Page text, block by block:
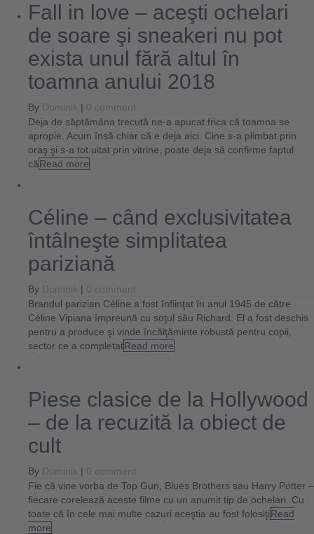
Fall in love – aceşti ochelari
de soare şi sneakeri nu pot
exista unul fără altul în
toamna anului 2018
By Dominik | 0 comment
Deja de săptămâna trecută ne-a apucat frica că toamna se
apropie. Acum însă chiar că e deja aici. Cine s-a plimbat prin
oraş şi s-a tot uitat prin vitrine, poate deja să confirme faptul
căRead more
Céline – când exclusivitatea
întâlneşte simplitatea
pariziană
By Dominik | 0 comment
Brandul parizian Céline a fost înfiinţat în anul 1945 de către
Céline Vipiana împreună cu soţul său Richard. El a fost deschis
pentru a produce şi vinde încălţăminte robustă pentru copii,
sector ce a completatRead more
Piese clasice de la Hollywood
– de la recuzită la obiect de
cult
By Dominik | 0 comment
Fie că vine vorba de Top Gun, Blues Brothers sau Harry Potter –
fiecare corelează aceste filme cu un anumit tip de ochelari. Cu
toate că în cele mai multe cazuri aceştia au fost folosiţiRead
more